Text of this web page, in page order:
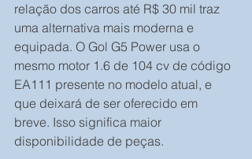
relação dos carros até R$ 30 mil traz
uma alternativa mais moderna e
equipada. O Gol G5 Power usa o
mesmo motor 1.6 de 104 cv de código
EA111 presente no modelo atual, e
que deixará de ser oferecido em
breve. Isso significa maior
disponibilidade de peças.